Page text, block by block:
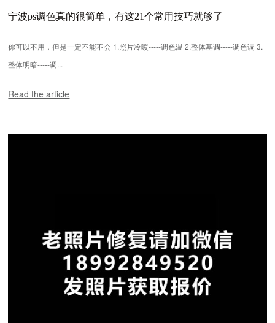
宁波ps调色真的很简单，有这21个常用技巧就够了
你可以不用，但是一定不能不会 1.照片冷暖-----调色温 2.整体基调-----调色调 3.
整体明暗-----调...
Read the article